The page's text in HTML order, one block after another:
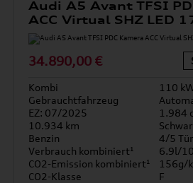
Audi A5 Avant TFSI
ACC Virtual SHZ LED
34.890,00 €
Kombi
110
Gebrauchtfahrzeug
EZ: 07/2025
1.984
10.934 km
Benzin
4/5
Verbrauch kombiniert¹
6.9l/
CO2-Emission kombiniert¹
156g/
CO2-Klasse
F